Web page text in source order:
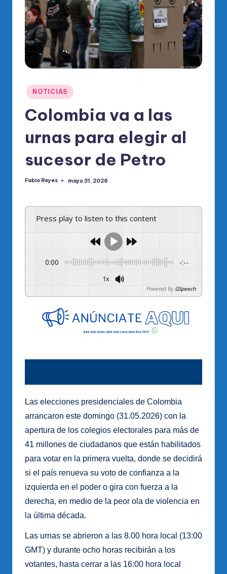
di
o
O
al
R
Publicado
en
NOTICIAS
Colombia va a las
urnas para elegir al
sucesor de Petro
Publicado
Fabio Reyes mayo 31, 2026
Press play to listen to this content
0:00 -:--
1x
Powered By GSpeech
Las elecciones presidenciales de Colombia
arrancaron este domingo (31.05.2026) con la
apertura de los colegios electorales para más de
41 millones de ciudadanos que están habilitados
para votar en la primera vuelta, donde se decidirá
si el país renueva su voto de confianza a la
izquierda en el poder o gira con fuerza a la
derecha, en medio de la peor ola de violencia en
la última década.
Las urnas se abrieron a las 8.00 hora local (13:00
GMT) y durante ocho horas recibirán a los
votantes, hasta cerrar a las 16:00 hora local